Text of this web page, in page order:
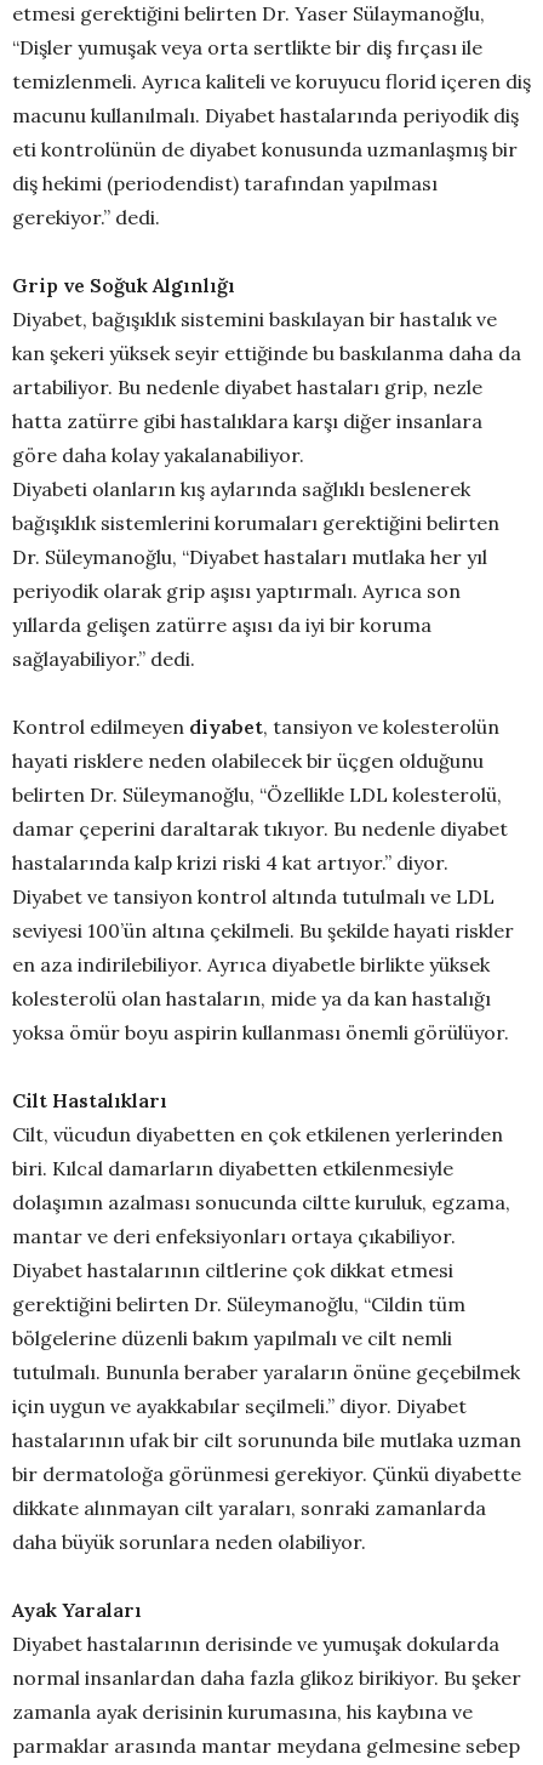
etmesi gerektiğini belirten Dr. Yaser Sülaymanoğlu,
“Dişler yumuşak veya orta sertlikte bir diş fırçası ile
temizlenmeli. Ayrıca kaliteli ve koruyucu florid içeren diş
macunu kullanılmalı. Diyabet hastalarında periyodik diş
eti kontrolünün de diyabet konusunda uzmanlaşmış bir
diş hekimi (periodendist) tarafından yapılması
gerekiyor.” dedi.
Grip ve Soğuk Algınlığı
Diyabet, bağışıklık sistemini baskılayan bir hastalık ve
kan şekeri yüksek seyir ettiğinde bu baskılanma daha da
artabiliyor. Bu nedenle diyabet hastaları grip, nezle
hatta zatürre gibi hastalıklara karşı diğer insanlara
göre daha kolay yakalanabiliyor.
Diyabeti olanların kış aylarında sağlıklı beslenerek
bağışıklık sistemlerini korumaları gerektiğini belirten
Dr. Süleymanoğlu, “Diyabet hastaları mutlaka her yıl
periyodik olarak grip aşısı yaptırmalı. Ayrıca son
yıllarda gelişen zatürre aşısı da iyi bir koruma
sağlayabiliyor.” dedi.
Kontrol edilmeyen diyabet, tansiyon ve kolesterolün
hayati risklere neden olabilecek bir üçgen olduğunu
belirten Dr. Süleymanoğlu, “Özellikle LDL kolesterolü,
damar çeperini daraltarak tıkıyor. Bu nedenle diyabet
hastalarında kalp krizi riski 4 kat artıyor.” diyor.
Diyabet ve tansiyon kontrol altında tutulmalı ve LDL
seviyesi 100’ün altına çekilmeli. Bu şekilde hayati riskler
en aza indirilebiliyor. Ayrıca diyabetle birlikte yüksek
kolesterolü olan hastaların, mide ya da kan hastalığı
yoksa ömür boyu aspirin kullanması önemli görülüyor.
Cilt Hastalıkları
Cilt, vücudun diyabetten en çok etkilenen yerlerinden
biri. Kılcal damarların diyabetten etkilenmesiyle
dolaşımın azalması sonucunda ciltte kuruluk, egzama,
mantar ve deri enfeksiyonları ortaya çıkabiliyor.
Diyabet hastalarının ciltlerine çok dikkat etmesi
gerektiğini belirten Dr. Süleymanoğlu, “Cildin tüm
bölgelerine düzenli bakım yapılmalı ve cilt nemli
tutulmalı. Bununla beraber yaraların önüne geçebilmek
için uygun ve ayakkabılar seçilmeli.” diyor. Diyabet
hastalarının ufak bir cilt sorununda bile mutlaka uzman
bir dermatoloğa görünmesi gerekiyor. Çünkü diyabette
dikkate alınmayan cilt yaraları, sonraki zamanlarda
daha büyük sorunlara neden olabiliyor.
Ayak Yaraları
Diyabet hastalarının derisinde ve yumuşak dokularda
normal insanlardan daha fazla glikoz birikiyor. Bu şeker
zamanla ayak derisinin kurumasına, his kaybına ve
parmaklar arasında mantar meydana gelmesine sebep